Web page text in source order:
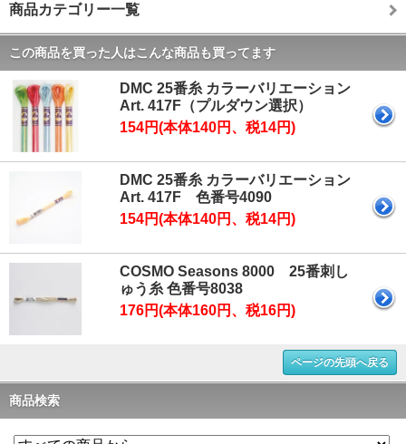
商品カテゴリー一覧
この商品を買った人はこんな商品も買ってます
DMC 25番糸 カラーバリエーション
Art. 417F（プルダウン選択）
154円(本体140円、税14円)
DMC 25番糸 カラーバリエーション
Art. 417F 色番号4090
154円(本体140円、税14円)
COSMO Seasons 8000 25番刺し
ゅう糸 色番号8038
176円(本体160円、税16円)
ページの先頭へ戻る
商品検索